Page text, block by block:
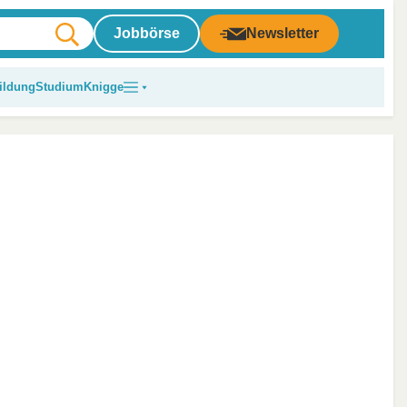
Jobbörse Newsletter
Studium Knigge